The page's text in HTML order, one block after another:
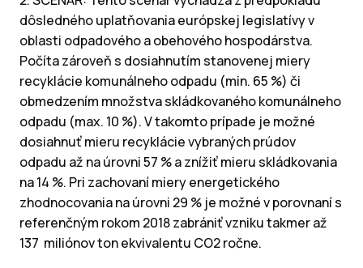
dôsledného uplatňovania európskej legislatívy v
oblasti odpadového a obehového hospodárstva.
Počíta zároveň s dosiahnutím stanovenej miery
recyklácie komunálneho odpadu (min. 65 %) či
obmedzením množstva skládkovaného komunálneho
odpadu (max. 10 %). V takomto prípade je možné
dosiahnuť mieru recyklácie vybraných prúdov
odpadu až na úrovni 57 % a znížiť mieru skládkovania
na 14 %. Pri zachovaní miery energetického
zhodnocovania na úrovni 29 % je možné v porovnaní s
referenčným rokom 2018 zabrániť vzniku takmer až
137 miliónov ton ekvivalentu CO2 ročne.